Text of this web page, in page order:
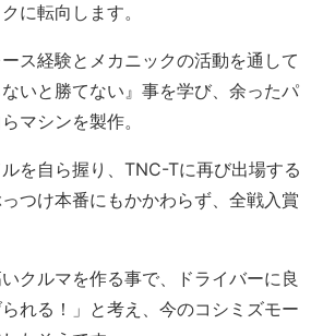
に転向します。
ス経験とメカニックの活動を通して
ないと勝てない』事を学び、余ったパ
マシンを製作。
を自ら握り、TNC-Tに再び出場する
つけ本番にもかかわらず、全戦入賞
クルマを作る事で、ドライバーに良
れる！」と考え、今のコシミズモー